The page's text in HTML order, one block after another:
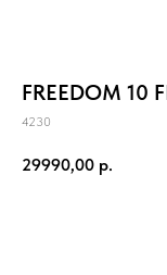
FREEDOM 10
4230
29990,00 р.